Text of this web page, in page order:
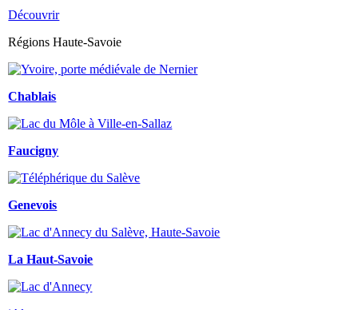
Découvrir
Régions Haute-Savoie
Chablais
Faucigny
Genevois
La Haut-Savoie